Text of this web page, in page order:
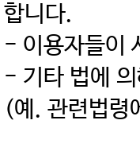
합니다.
- 이용자들이
- 기타 법에
(예. 관련법령